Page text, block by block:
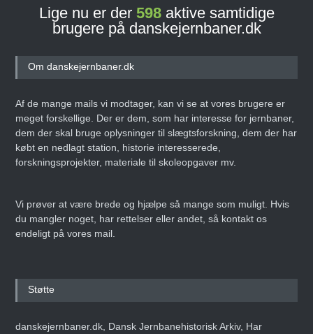
Lige nu er der 598aktive samtidige
brugere på danskejernbaner.dk
Om danskejernbaner.dk
Af de mange mails vi modtager, kan vi se at vores brugere er
meget forskellige. Der er dem, som har interesse for jernbaner,
dem der skal bruge oplysninger til slægtsforskning, dem der har
købt en nedlagt station, historie interesserede,
forskningsprojekter, materiale til skoleopgaver mv.
Vi prøver at være brede og hjælpe så mange som muligt. Hvis
du mangler noget, har rettelser eller andet, så kontakt os
endeligt på vores mail.
Støtte
danskejernbaner.dk, Dansk Jernbanehistorisk Arkiv, Har